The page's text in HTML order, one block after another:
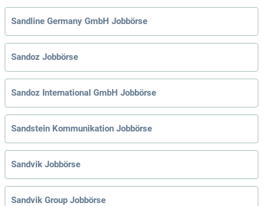
Sandline Germany GmbH Jobbörse
Sandoz Jobbörse
Sandoz International GmbH Jobbörse
Sandstein Kommunikation Jobbörse
Sandvik Jobbörse
Sandvik Group Jobbörse